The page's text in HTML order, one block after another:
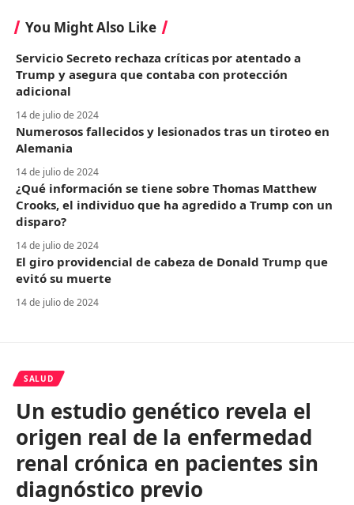
You Might Also Like
Servicio Secreto rechaza críticas por atentado a
Trump y asegura que contaba con protección
adicional
14 de julio de 2024
Numerosos fallecidos y lesionados tras un tiroteo en
Alemania
14 de julio de 2024
¿Qué información se tiene sobre Thomas Matthew
Crooks, el individuo que ha agredido a Trump con un
disparo?
14 de julio de 2024
El giro providencial de cabeza de Donald Trump que
evitó su muerte
14 de julio de 2024
SALUD
Un estudio genético revela el
origen real de la enfermedad
renal crónica en pacientes sin
diagnóstico previo